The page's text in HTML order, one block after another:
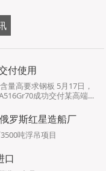
付使用
钢板 5月17日，
成功交付某高端客
罗斯红星造船厂
吨浮吊项目
口